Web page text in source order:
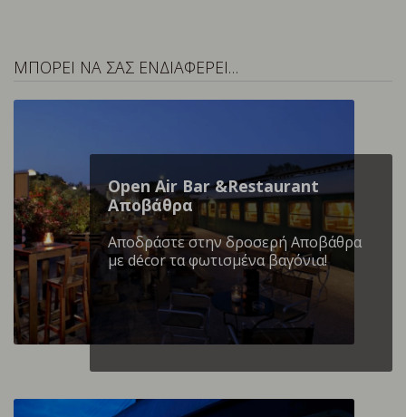
ΜΠΟΡΕΙ ΝΑ ΣΑΣ ΕΝΔΙΑΦΕΡΕΙ…
Open Air Bar &Restaurant
Αποβάθρα
Αποδράστε στην δροσερή Αποβάθρα
με décor τα φωτισμένα βαγόνια!